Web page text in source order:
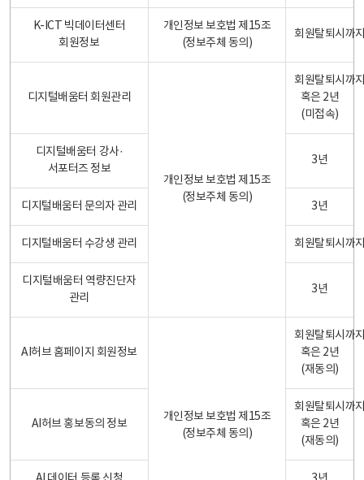
K-ICT 빅데이터센터
회원정보
개인정보 보호법 제15조
(정보주체 동의)
회원탈퇴시까
디지털배움터 회원관리
개인정보 보호법 제15조
(정보주체 동의)
회원탈퇴시까
혹은 2년
(미접속)
디지털배움터 강사·
서포터즈 정보
3년
디지털배움터 문의자 관리 3년
디지털배움터 수강생 관리 회원탈퇴시까
디지털배움터 역량진단자
관리
3년
AI허브 홈페이지 회원정보
개인정보 보호법 제15조
(정보주체 동의)
회원탈퇴시까
혹은 2년
(재동의)
AI허브 홍보동의 정보
회원탈퇴시까
혹은 2년
(재동의)